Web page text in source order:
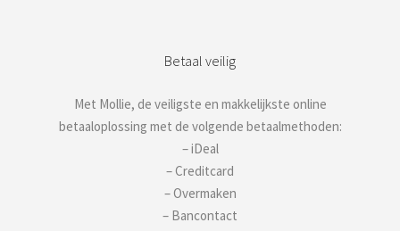
Betaal veilig
Met Mollie, de veiligste en makkelijkste online
betaaloplossing met de volgende betaalmethoden:
– iDeal
– Creditcard
– Overmaken
– Bancontact